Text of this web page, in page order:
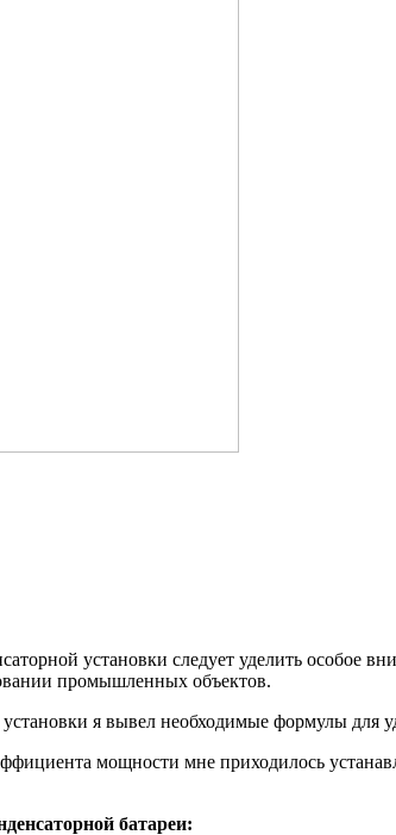
установки следует уделить особое
промышленных объектов.
я вывел необходимые формулы для
мощности мне приходилось
батареи: